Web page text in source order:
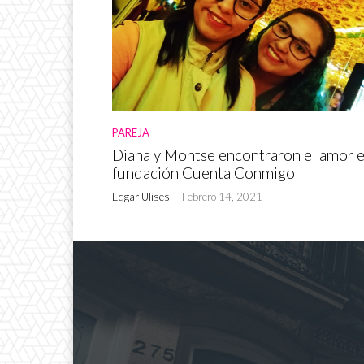
PAREJA
Diana y Montse encontraron el amor
fundación Cuenta Conmigo
Edgar Ulises - Febrero 14, 2021